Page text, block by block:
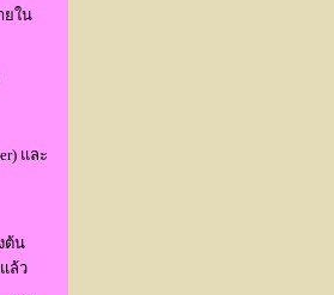
ยใน
และ
ต้น
ล้ว